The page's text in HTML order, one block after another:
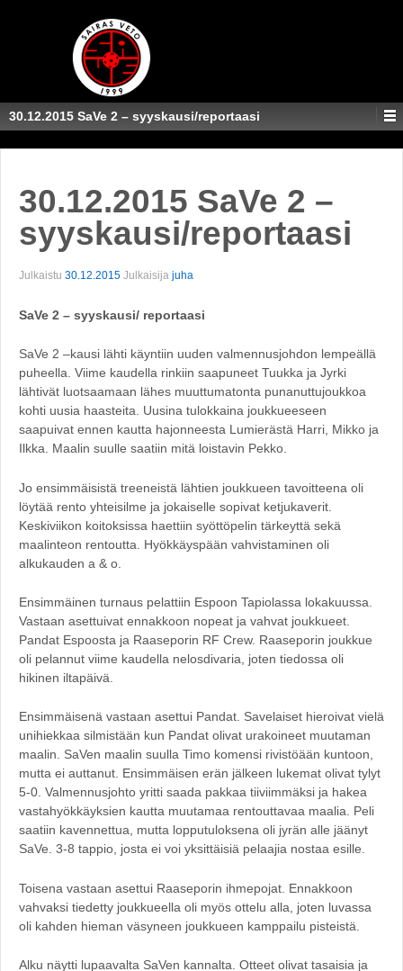
30.12.2015 SaVe 2 – syyskausi/reportaasi
30.12.2015 SaVe 2 –
syyskausi/reportaasi
Julkaistu 30.12.2015 Julkaisija juha
SaVe 2 – syyskausi/ reportaasi
SaVe 2 –kausi lähti käyntiin uuden valmennusjohdon lempeällä
puheella. Viime kaudella rinkiin saapuneet Tuukka ja Jyrki
lähtivät luotsaamaan lähes muuttumatonta punanuttujoukkoa
kohti uusia haasteita. Uusina tulokkaina joukkueeseen
saapuivat ennen kautta hajonneesta Lumierästä Harri, Mikko ja
Ilkka. Maalin suulle saatiin mitä loistavin Pekko.
Jo ensimmäisistä treeneistä lähtien joukkueen tavoitteena oli
löytää rento yhteisilme ja jokaiselle sopivat ketjukaverit.
Keskiviikon koitoksissa haettiin syöttöpelin tärkeyttä sekä
maalinteon rentoutta. Hyökkäyspään vahvistaminen oli
alkukauden a & o.
Ensimmäinen turnaus pelattiin Espoon Tapiolassa lokakuussa.
Vastaan asettuivat ennakkoon nopeat ja vahvat joukkueet.
Pandat Espoosta ja Raaseporin RF Crew. Raaseporin joukkue
oli pelannut viime kaudella nelosdivaria, joten tiedossa oli
hikinen iltapäivä.
Ensimmäisenä vastaan asettui Pandat. Savelaiset hieroivat vielä
unihiekkaa silmistään kun Pandat olivat urakoineet muutaman
maalin. SaVen maalin suulla Timo komensi rivistöään kuntoon,
mutta ei auttanut. Ensimmäisen erän jälkeen lukemat olivat tylyt
5-0. Valmennusjohto yritti saada pakkaa tiiviimmäksi ja hakea
vastahyökkäyksien kautta muutamaa rentouttavaa maalia. Peli
saatiin kavennettua, mutta lopputuloksena oli jyrän alle jäänyt
SaVe. 3-8 tappio, josta ei voi yksittäisiä pelaajia nostaa esille.
Toisena vastaan asettui Raaseporin ihmepojat. Ennakkoon
vahvaksi tiedetty joukkueella oli myös ottelu alla, joten luvassa
oli kahden hieman väsyneen joukkueen kamppailu pisteistä.
Alku näytti lupaavalta SaVen kannalta. Otteet olivat tasaisia ja